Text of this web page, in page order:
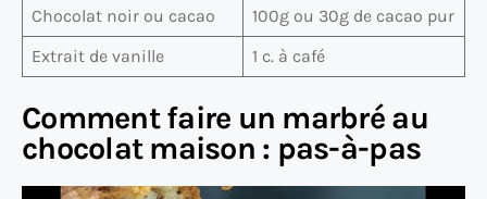
Chocolat noir ou cacao
100g ou 30g de cacao pur
Extrait de vanille
1 c. à café
Comment faire un marbré au
chocolat maison : pas-à-pas